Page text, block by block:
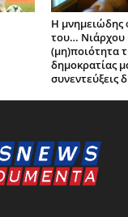
Η μνημειώδης
του… Νιάρχου
(μη)ποιότητα
δημοκρατίας
συνεντεύξεις